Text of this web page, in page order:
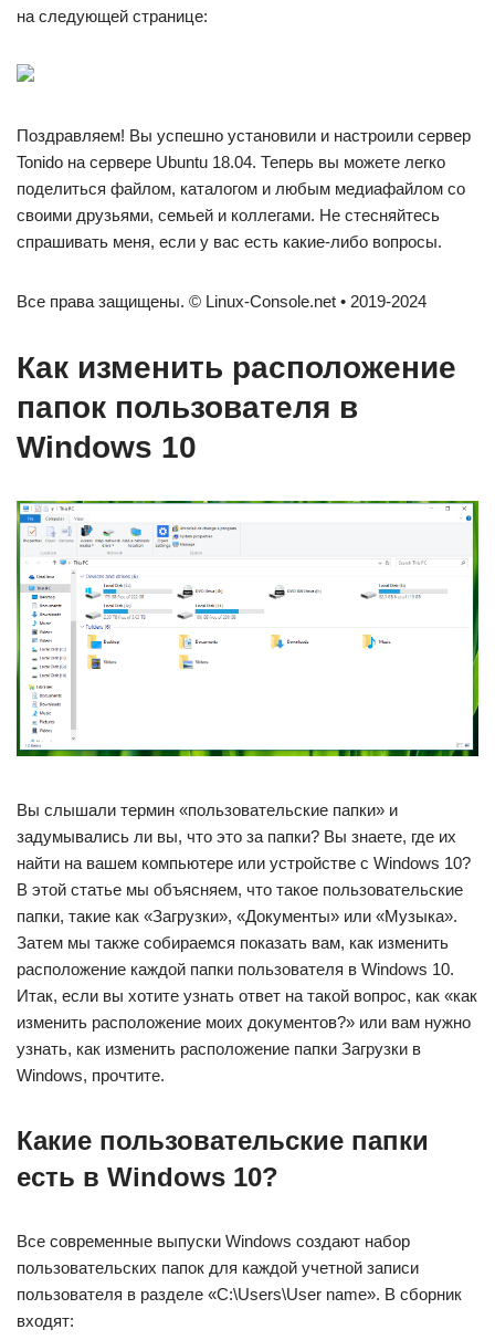
на следующей странице:
Поздравляем! Вы успешно установили и настроили сервер
Tonido на сервере Ubuntu 18.04. Теперь вы можете легко
поделиться файлом, каталогом и любым медиафайлом со
своими друзьями, семьей и коллегами. Не стесняйтесь
спрашивать меня, если у вас есть какие-либо вопросы.
Все права защищены. © Linux-Console.net • 2019-2024
Как изменить расположение
папок пользователя в
Windows 10
Вы слышали термин «пользовательские папки» и
задумывались ли вы, что это за папки? Вы знаете, где их
найти на вашем компьютере или устройстве с Windows 10?
В этой статье мы объясняем, что такое пользовательские
папки, такие как «Загрузки», «Документы» или «Музыка».
Затем мы также собираемся показать вам, как изменить
расположение каждой папки пользователя в Windows 10.
Итак, если вы хотите узнать ответ на такой вопрос, как «как
изменить расположение моих документов?» или вам нужно
узнать, как изменить расположение папки Загрузки в
Windows, прочтите.
Какие пользовательские папки
есть в Windows 10?
Все современные выпуски Windows создают набор
пользовательских папок для каждой учетной записи
пользователя в разделе «C:\Users\User name». В сборник
входят: